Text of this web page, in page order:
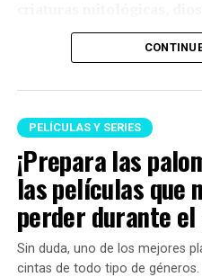
Quince días — 19 de
Susurran tu nombre —
Documentales y
Pollo a lo grande:
rápida — 5 de agosto
Freefall: A Reckoning
destino de los humanosy
prueba su inteligencia,
PELÍCULAS Y SERIES
¡Prepara las
las películas que
perder durante
Sin duda, uno de los mejores
cintas de todo tipo de géneros.